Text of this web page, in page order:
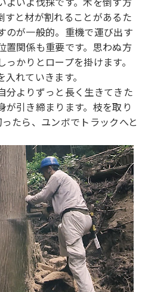
すと材が割れることがあるた
のが一般的。重機で運び出す
置関係も重要です。思わぬ方
かりとロープを掛けます。
れていきます。
分よりずっと長く生きてきた
が引き締まります。枝を取り
たら、ユンボでトラックへと